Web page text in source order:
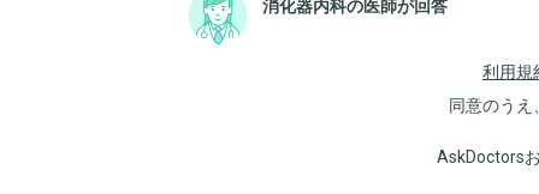
消化器内科の医師が回答
利用規
同意のうえ
AskDoctors